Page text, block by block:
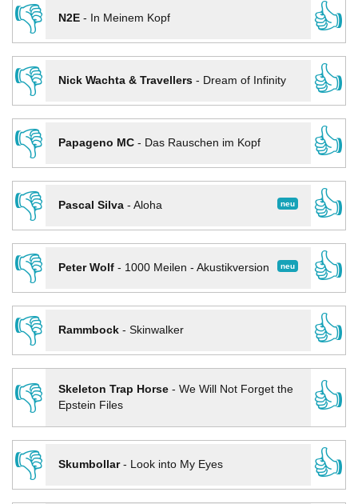
👎
N2E- In Meinem Kopf
👍
👎
Nick Wachta & Travellers- Dream of Infinity
👍
👎
Papageno MC- Das Rauschen im Kopf
👍
👎
neu
Pascal Silva- Aloha
👍
👎
neu
Peter Wolf- 1000 Meilen - Akustikversion
👍
👎
Rammbock- Skinwalker
👍
👎
Skeleton Trap Horse- We Will Not Forget the
Epstein Files
👍
👎
Skumbollar- Look into My Eyes
👍